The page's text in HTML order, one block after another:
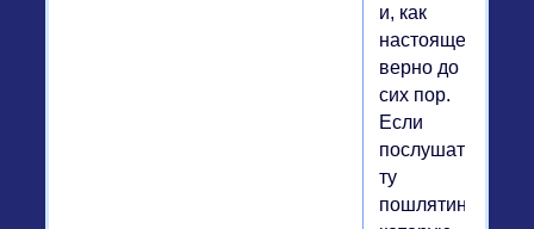
и, как
настоящее,
верно до
сих пор.
Если
послушать
ту
пошлятину,